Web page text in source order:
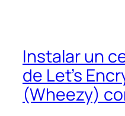
Instalar un
de Let’s
(Wheezy)